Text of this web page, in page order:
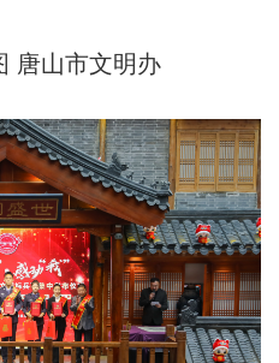
唐山市文明办